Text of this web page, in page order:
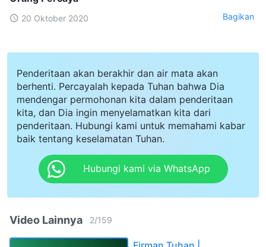
20 Oktober 2020 Bagikan
Penderitaan akan berakhir dan air mata akan
berhenti. Percayalah kepada Tuhan bahwa Dia
mendengar permohonan kita dalam penderitaan
kita, dan Dia ingin menyelamatkan kita dari
penderitaan. Hubungi kami untuk memahami kabar
baik tentang keselamatan Tuhan.
Hubungi kami via WhatsApp
Video Lainnya 2/159